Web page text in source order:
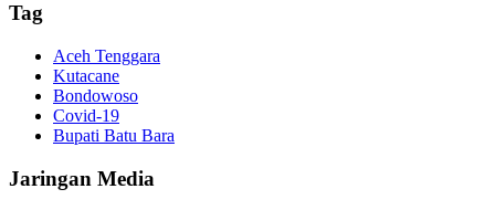
Tag
Aceh Tenggara
Kutacane
Bondowoso
Covid-19
Bupati Batu Bara
Jaringan Media